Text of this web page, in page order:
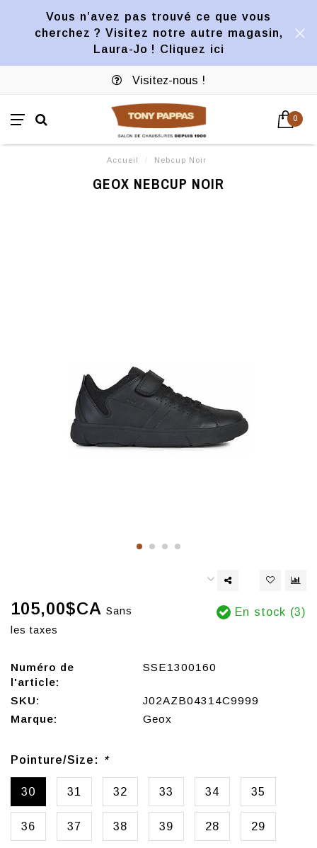
Vous n’avez pas trouvé ce que vous
cherchez ? Visitez notre autre magasin,
Laura-Jo ! Cliquez ici
Visitez-nous !
0
Accueil / Nebcup Noir
GEOX NEBCUP NOIR
105,00$CA Sans
les taxes
En stock (3)
Numéro de
l'article:
SSE1300160
SKU:
J02AZB04314C9999
Marque:
Geox
Pointure/Size: *
30 31 32 33 34 35
36 37 38 39 28 29